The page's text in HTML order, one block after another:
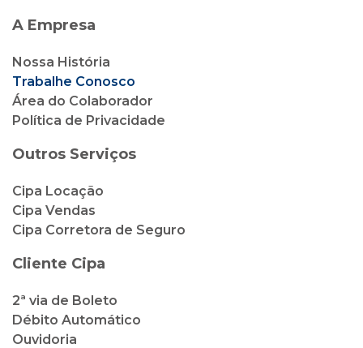
A Empresa
Nossa História
Trabalhe Conosco
Área do Colaborador
Política de Privacidade
Outros Serviços
Cipa Locação
Cipa Vendas
Cipa Corretora de Seguro
Cliente Cipa
2ª via de Boleto
Débito Automático
Ouvidoria